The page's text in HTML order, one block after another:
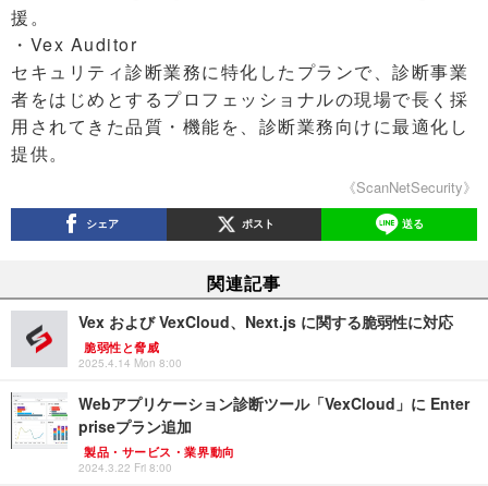
援。
・Vex Auditor
セキュリティ診断業務に特化したプランで、診断事業
者をはじめとするプロフェッショナルの現場で長く採
用されてきた品質・機能を、診断業務向けに最適化し
提供。
《ScanNetSecurity》
シェア ポスト 送る
関連記事
Vex および VexCloud、Next.js に関する脆弱性に対応
脆弱性と脅威
2025.4.14 Mon 8:00
Webアプリケーション診断ツール「VexCloud」に Enter
priseプラン追加
製品・サービス・業界動向
2024.3.22 Fri 8:00